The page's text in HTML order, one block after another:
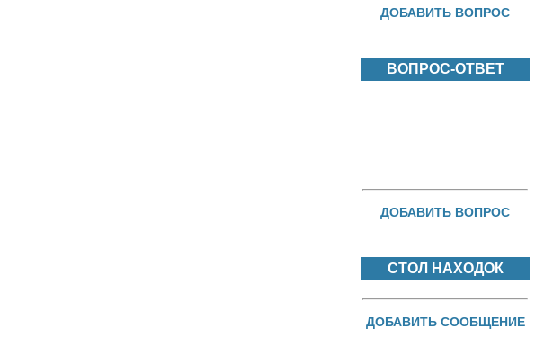
ДОБАВИТЬ ВОПРОС
ВОПРОС-ОТВЕТ
ДОБАВИТЬ ВОПРОС
СТОЛ НАХОДОК
ДОБАВИТЬ СООБЩЕНИЕ